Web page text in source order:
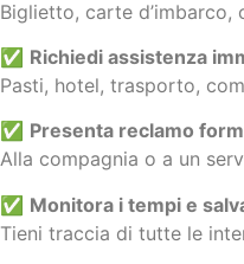
Biglietto, carte d’imbarco,
✅ Richiedi assistenza
Pasti, hotel, trasporto,
✅ Presenta reclamo
Alla compagnia o a un
✅ Monitora i tempi e
Tieni traccia di tutte le